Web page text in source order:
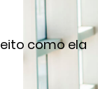
como ela